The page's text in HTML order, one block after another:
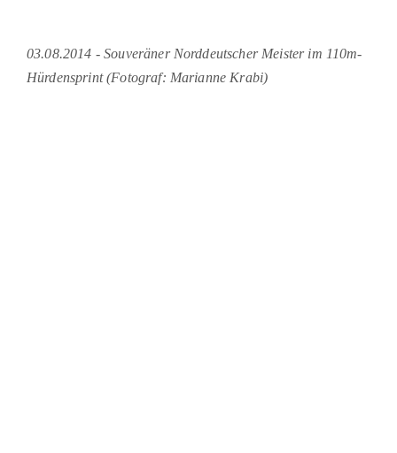
03.08.2014 - Souveräner Norddeutscher Meister im 110m-
Hürdensprint (Fotograf: Marianne Krabi)